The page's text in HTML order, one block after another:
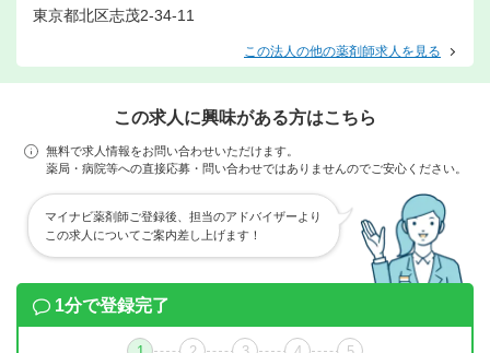
東京都北区志茂2-34-11
この法人の他の薬剤師求人を見る
この求人に興味がある方はこちら
無料で求人情報をお問い合わせいただけます。
薬局・病院等への直接応募・問い合わせではありませんのでご安心ください。
マイナビ薬剤師ご登録後、担当のアドバイザーより
この求人についてご案内差し上げます！
1分で登録完了